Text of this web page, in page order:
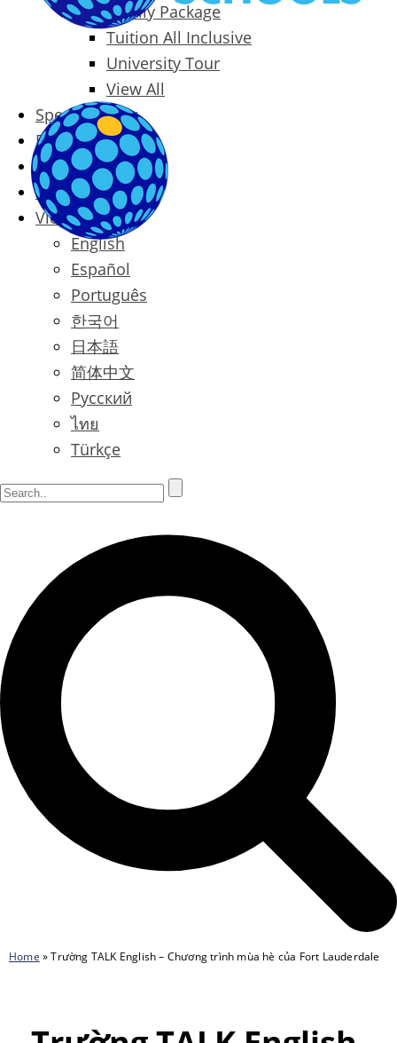
Family Package
Tuition All Inclusive
University Tour
View All
Special Offers
Prices
Blog
Contact
Vietnamese
English
Español
Português
한국어
日本語
简体中文
Русский
ไทย
Türkçe
Home »Trường TALK English – Chương trình mùa hè của Fort Lauderdale